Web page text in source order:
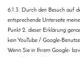
6.1.3. Durch den Besuch auf
entsprechende Unterseite
Punkt 2. dieser Erklärung
kein YouTube / Google-
Wenn Sie in Ihrem Google-